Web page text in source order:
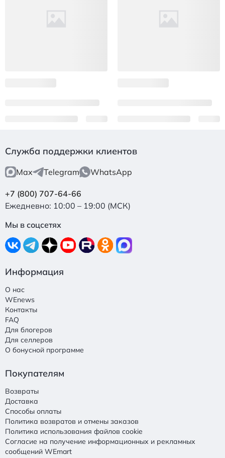
Служба поддержки клиентов
Max Telegram WhatsApp
+7 (800) 707-64-66
Ежедневно: 10:00 – 19:00 (МСК)
Мы в соцсетях
Информация
О нас
WEnews
Контакты
FAQ
Для блогеров
Для селлеров
О бонусной программе
Покупателям
Возвраты
Доставка
Способы оплаты
Политика возвратов и отмены заказов
Политика использования файлов cookie
Согласие на получение информационных и рекламных
сообщений WEmart